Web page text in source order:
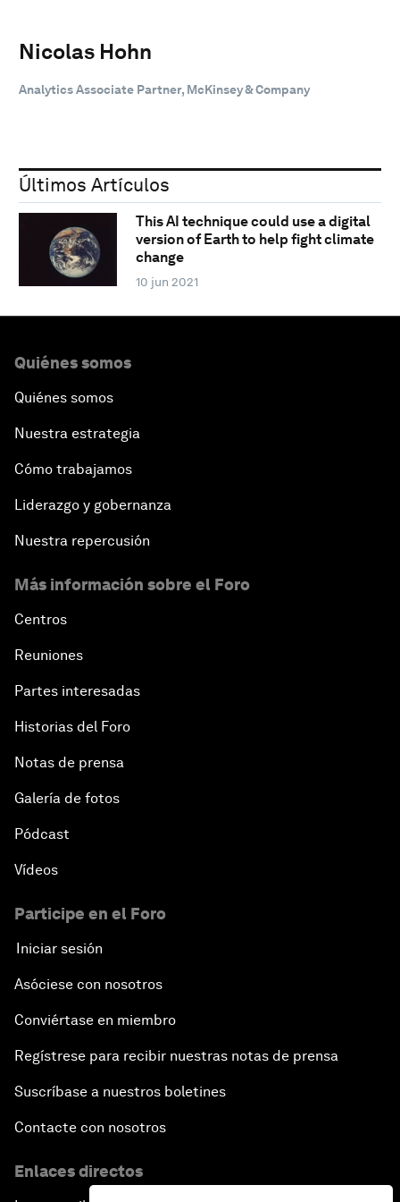
Nicolas Hohn
Analytics Associate Partner, McKinsey & Company
Últimos Artículos
This AI technique could use a digital
version of Earth to help fight climate
change
10 jun 2021
Quiénes somos
Quiénes somos
Nuestra estrategia
Cómo trabajamos
Liderazgo y gobernanza
Nuestra repercusión
Más información sobre el Foro
Centros
Reuniones
Partes interesadas
Historias del Foro
Notas de prensa
Galería de fotos
Pódcast
Vídeos
Participe en el Foro
Iniciar sesión
Asóciese con nosotros
Conviértase en miembro
Regístrese para recibir nuestras notas de prensa
Suscríbase a nuestros boletines
Contacte con nosotros
Enlaces directos